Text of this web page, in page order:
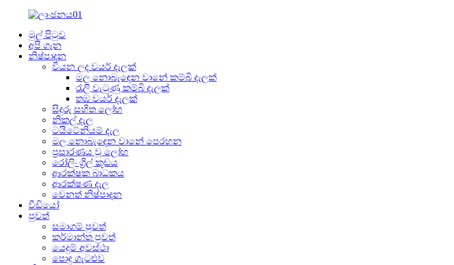
මුල් පිටුව
අපි ගැන
නිෂ්පාදන
වියන ලද වයර් දැලක්
මල නොබැඳෙන වානේ කම්බි දැලක්
රැලි වැටුණු කම්බි දැලක්
තඹ වයර් දැලක්
සිදුරු සහිත ලෝහ
නිකල් දැල
ටයිටේනියම් දැල
මල නොබැඳෙන වානේ පෙරහන
ප්‍රසාරණය වූ ලෝහ
රෝලිං ග්‍රිල් කූඩය
ආරක්ෂක බාධකය
ආරක්ෂණ දැල
වෙනත් නිෂ්පාදන
වීඩියෝ
පුවත්
සමාගම් පුවත්
කර්මාන්ත පුවත්
යෙදුම් අවස්ථා
පොදු ගැටළුව